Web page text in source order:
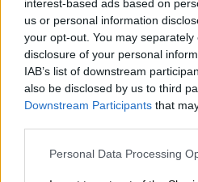
interest-based ads based on
us or personal information
your opt-out. You may
disclosure of your personal
IAB’s list of downstream
also be disclosed by us to third
Downstream Participants that
Personal Data Processing
¿La
es
una tercera
Por Álvaro Frutos
Suelta y confía